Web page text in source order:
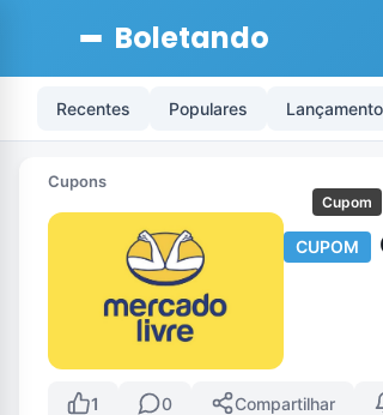
Boletando
Recentes Populares
Cupons
Cupom
CUPOM
1 0 Compartilhar